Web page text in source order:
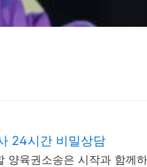
24시간 비밀상담
양육권소송은 시작과 함께